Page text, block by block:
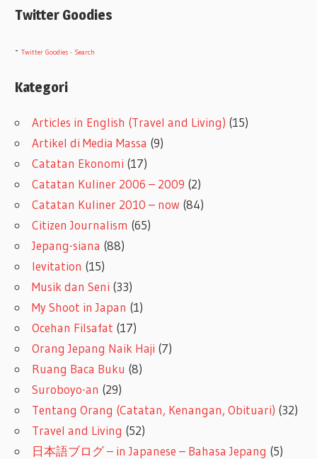
Twitter Goodies
-Twitter Goodies - Search
Kategori
Articles in English (Travel and Living) (15)
Artikel di Media Massa (9)
Catatan Ekonomi (17)
Catatan Kuliner 2006 – 2009 (2)
Catatan Kuliner 2010 – now (84)
Citizen Journalism (65)
Jepang-siana (88)
levitation (15)
Musik dan Seni (33)
My Shoot in Japan (1)
Ocehan Filsafat (17)
Orang Jepang Naik Haji (7)
Ruang Baca Buku (8)
Suroboyo-an (29)
Tentang Orang (Catatan, Kenangan, Obituari) (32)
Travel and Living (52)
日本語ブログ – in Japanese – Bahasa Jepang (5)